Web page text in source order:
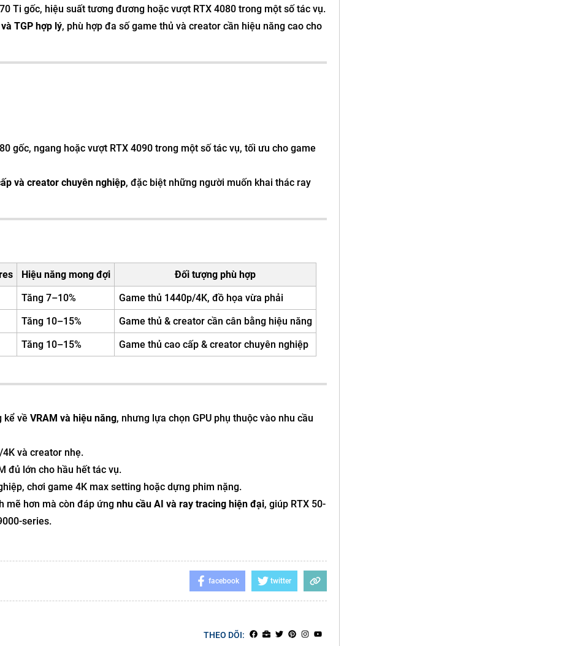
Ti gốc, hiệu suất tương đương hoặc vượt RTX 4080 trong một số tác vụ.
TGP hợp lý, phù hợp đa số game thủ và creator cần hiệu năng cao cho
gốc, ngang hoặc vượt RTX 4090 trong một số tác vụ, tối ưu cho game
và creator chuyên nghiệp, đặc biệt những người muốn khai thác ray
Hiệu năng mong đợi
Đối tượng phù hợp
Tăng 7–10%
Game thủ 1440p/4K, đồ họa vừa phải
Tăng 10–15%
Game thủ & creator cần cân bằng hiệu năng
Tăng 10–15% Game thủ cao cấp & creator chuyên nghiệp
kể về VRAM và hiệu năng, nhưng lựa chọn GPU phụ thuộc vào nhu cầu
và creator nhẹ.
đủ lớn cho hầu hết tác vụ.
chơi game 4K max setting hoặc dựng phim nặng.
mẽ hơn mà còn đáp ứng nhu cầu AI và ray tracing hiện đại, giúp RTX 50-
series.
facebook twitter
THEO DÕI: